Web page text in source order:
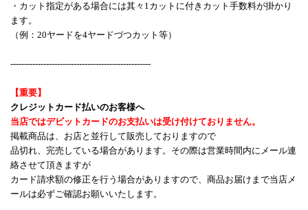
・カット指定がある場合には其々1カットに付きカット手数料が掛かり
ます。
（例：20ヤードを4ヤードづつカット等）
---------------------------------------------------
【重要】
クレジットカード払いのお客様へ
当店ではデビットカードのお支払いは受け付けておりません。
掲載商品は、お店と並行して販売しておりますので
品切れ、完売している場合があります。その際は営業時間内にメール連
絡させて頂きますが
カード請求額の修正を行う場合がありますので、商品お届けまで当店メ
ールは必ずご確認お願いいたします。